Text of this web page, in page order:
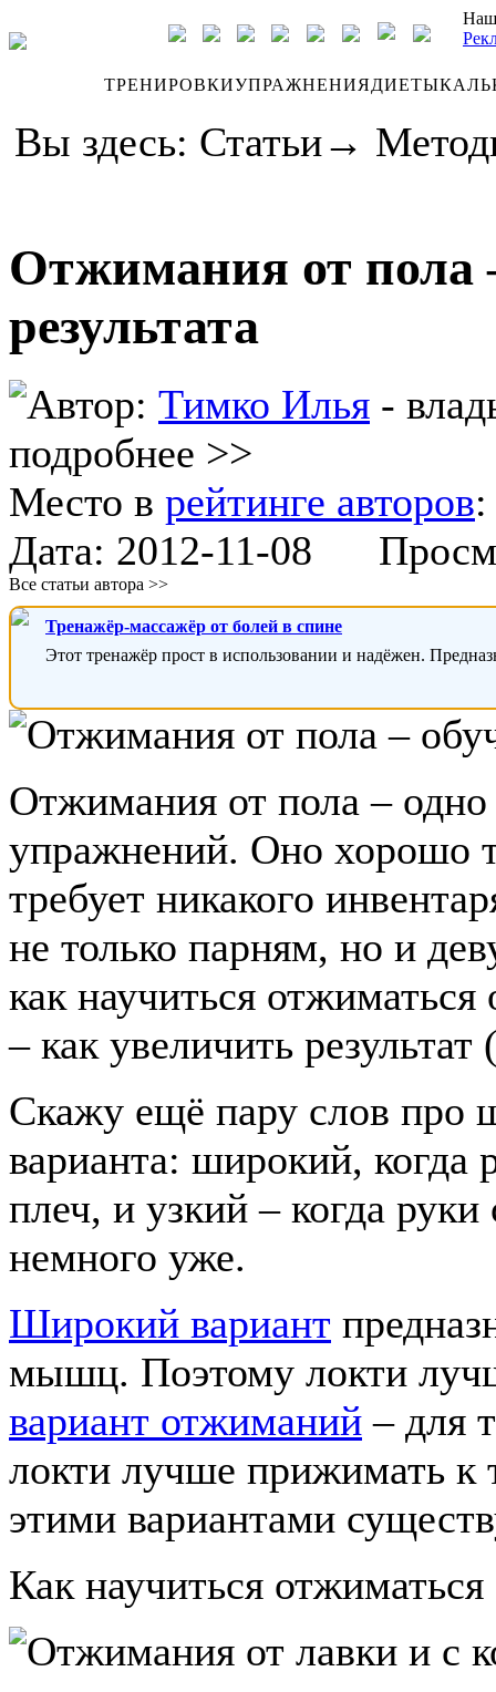
ТРЕНИРОВКИУПРАЖНЕНИЯДИЕТЫ
Вы здесь: Статьи→
Отжимания от пола
результата
Автор: Тимко Илья -
подробнее >>
Место в рейтинге авторов
Дата: 2012-11-08
Все статьи автора >>
Тренажёр-массажёр от болей в спине
Этот тренажёр прост в использовании и надёжен.
Отжимания от пола –
упражнений. Оно хорошо
требует никакого
не только парням, но и
как научиться
– как увеличить
Скажу ещё пару слов про
варианта: широкий, когда
плеч, и узкий – когда
немного уже.
Широкий вариант
мышц. Поэтому локти
вариант отжиманий – для
локти лучше прижимать к
этими вариантами
Как научиться отжиматься